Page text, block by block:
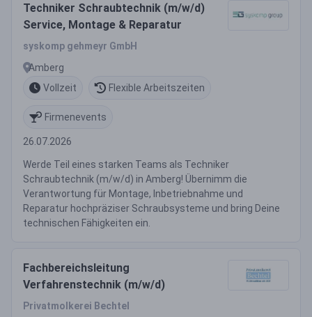
Techniker Schraubtechnik (m/w/d)
Service, Montage & Reparatur
syskomp gehmeyr GmbH
Amberg
Vollzeit
Flexible Arbeitszeiten
Firmenevents
26.07.2026
Werde Teil eines starken Teams als Techniker
Schraubtechnik (m/w/d) in Amberg! Übernimm die
Verantwortung für Montage, Inbetriebnahme und
Reparatur hochpräziser Schraubsysteme und bring Deine
technischen Fähigkeiten ein.
Fachbereichsleitung
Verfahrenstechnik (m/w/d)
Privatmolkerei Bechtel